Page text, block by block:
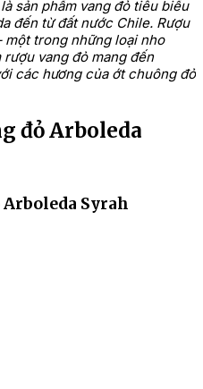
sản phẩm vang đỏ tiêu biểu
đến từ đất nước Chile. Rượu
một trong những loại nho
vang đỏ mang đến
các hương của ớt chuông đỏ
đỏ Arboleda
Syrah